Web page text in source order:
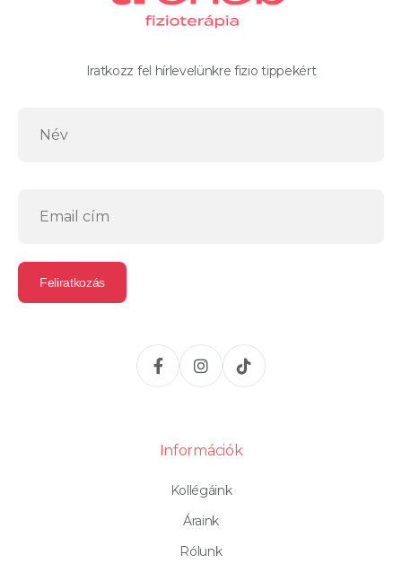
Iratkozz fel hírlevelünkre fizio tippekért
Információk
Kollégáink
Áraink
Rólunk